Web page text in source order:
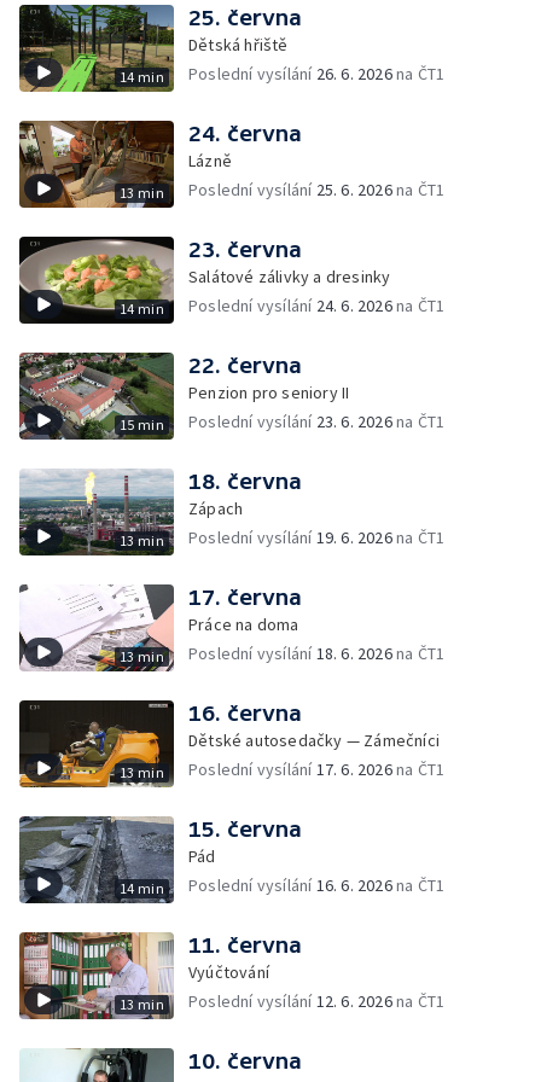
14 min
25. června
Dětská hřiště
Poslední vysílání 26. 6. 2026na ČT1
13 min
24. června
Lázně
Poslední vysílání 25. 6. 2026na ČT1
14 min
23. června
Salátové zálivky a dresinky
Poslední vysílání 24. 6. 2026na ČT1
15 min
22. června
Penzion pro seniory II
Poslední vysílání 23. 6. 2026na ČT1
13 min
18. června
Zápach
Poslední vysílání19. 6. 2026na ČT1
13 min
17. června
Práce na doma
Poslední vysílání18. 6. 2026na ČT1
13 min
16. června
Dětské autosedačky — Zámečníci
Poslední vysílání17. 6. 2026na ČT1
14 min
15. června
Pád
Poslední vysílání16. 6. 2026na ČT1
13 min
11. června
Vyúčtování
Poslední vysílání12. 6. 2026na ČT1
10. června